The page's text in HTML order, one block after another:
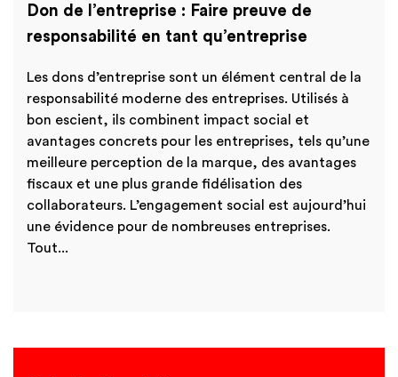
Don de l’entreprise : Faire preuve de
responsabilité en tant qu’entreprise
Les dons d’entreprise sont un élément central de la
responsabilité moderne des entreprises. Utilisés à
bon escient, ils combinent impact social et
avantages concrets pour les entreprises, tels qu’une
meilleure perception de la marque, des avantages
fiscaux et une plus grande fidélisation des
collaborateurs. L’engagement social est aujourd’hui
une évidence pour de nombreuses entreprises.
Tout...